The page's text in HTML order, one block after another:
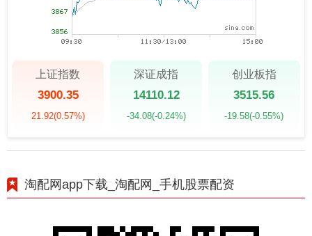
上证指数
3900.35
21.92(0.57%)
深证成指
14110.12
-34.08(-0.24%)
创业板指
3515.56
-19.58(-0.55%)
淘配网app下载_淘配网_手机股票配资